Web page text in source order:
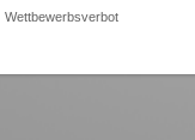
Wettbewerbsverbot